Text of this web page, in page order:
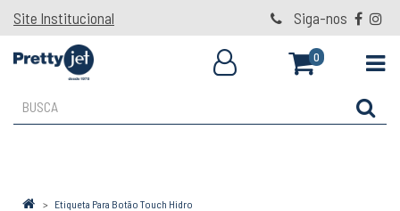
Site Institucional Siga-nos
0
Etiqueta Para Botão Touch Hidro